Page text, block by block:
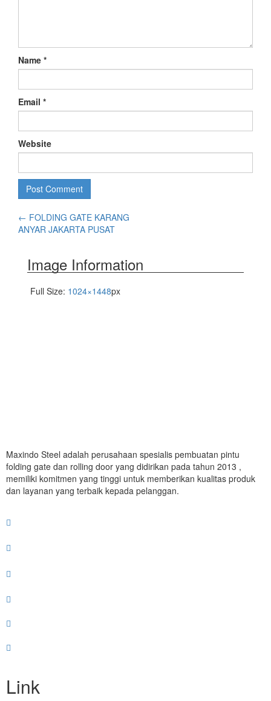
Name *
Email *
Website
← FOLDING GATE KARANG
ANYAR JAKARTA PUSAT
Image Information
Full Size: 1024×1448px
Maxindo Steel adalah perusahaan spesialis pembuatan pintu
folding gate dan rolling door yang didirikan pada tahun 2013 ,
memiliki komitmen yang tinggi untuk memberikan kualitas produk
dan layanan yang terbaik kepada pelanggan.
Link